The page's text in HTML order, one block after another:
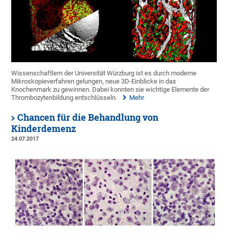
Wissenschaftlern der Universität Würzburg ist es durch moderne
Mikroskopieverfahren gelungen, neue 3D-Einblicke in das
Knochenmark zu gewinnen. Dabei konnten sie wichtige Elemente der
Thrombozytenbildung entschlüsseln.
Mehr
Chancen für die Behandlung von
Kinderdemenz
24.07.2017